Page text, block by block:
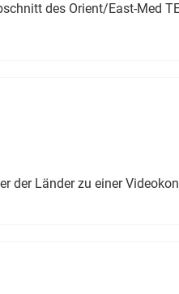
des Orient/East-Med
der Länder zu einer